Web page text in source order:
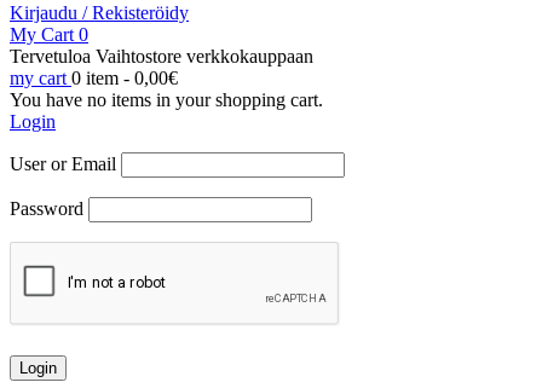
Kirjaudu / Rekisteröidy
My Cart 0
Tervetuloa Vaihtostore verkkokauppaan
my cart 0 item - 0,00€
You have no items in your shopping cart.
Login
User or Email
Password